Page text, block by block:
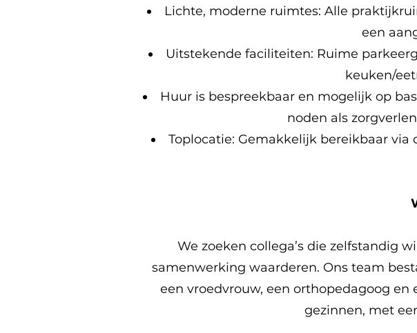
Lichte, moderne ruimtes: Alle
een
Uitstekende faciliteiten: Ruime
keuken/
Huur is bespreekbaar en mogelijk op
noden als
Toplocatie: Gemakkelijk bereikbaar
We zoeken collega’s die zelfstandig
samenwerking waarderen. Ons team
een vroedvrouw, een orthopedagoog en
gezinnen, met